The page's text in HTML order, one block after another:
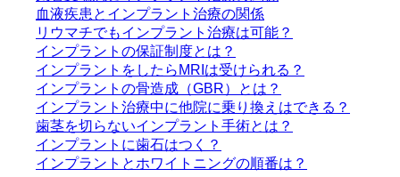
血液疾患とインプラント治療の関係
リウマチでもインプラント治療は可能？
インプラントの保証制度とは？
インプラントをしたらMRIは受けられる？
インプラントの骨造成（GBR）とは？
インプラント治療中に他院に乗り換えはできる？
歯茎を切らないインプラント手術とは？
インプラントに歯石はつく？
インプラントとホワイトニングの順番は？